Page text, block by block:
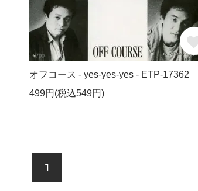
オフコース - yes-yes-yes - ETP-17362
499円(税込549円)
1